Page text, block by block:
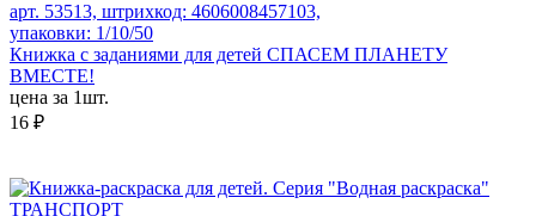
арт. 53513, штрихкод: 4606008457103,
упаковки: 1/10/50
Книжка с заданиями для детей СПАСЕМ ПЛАНЕТУ
ВМЕСТЕ!
цена за 1шт.
16 ₽